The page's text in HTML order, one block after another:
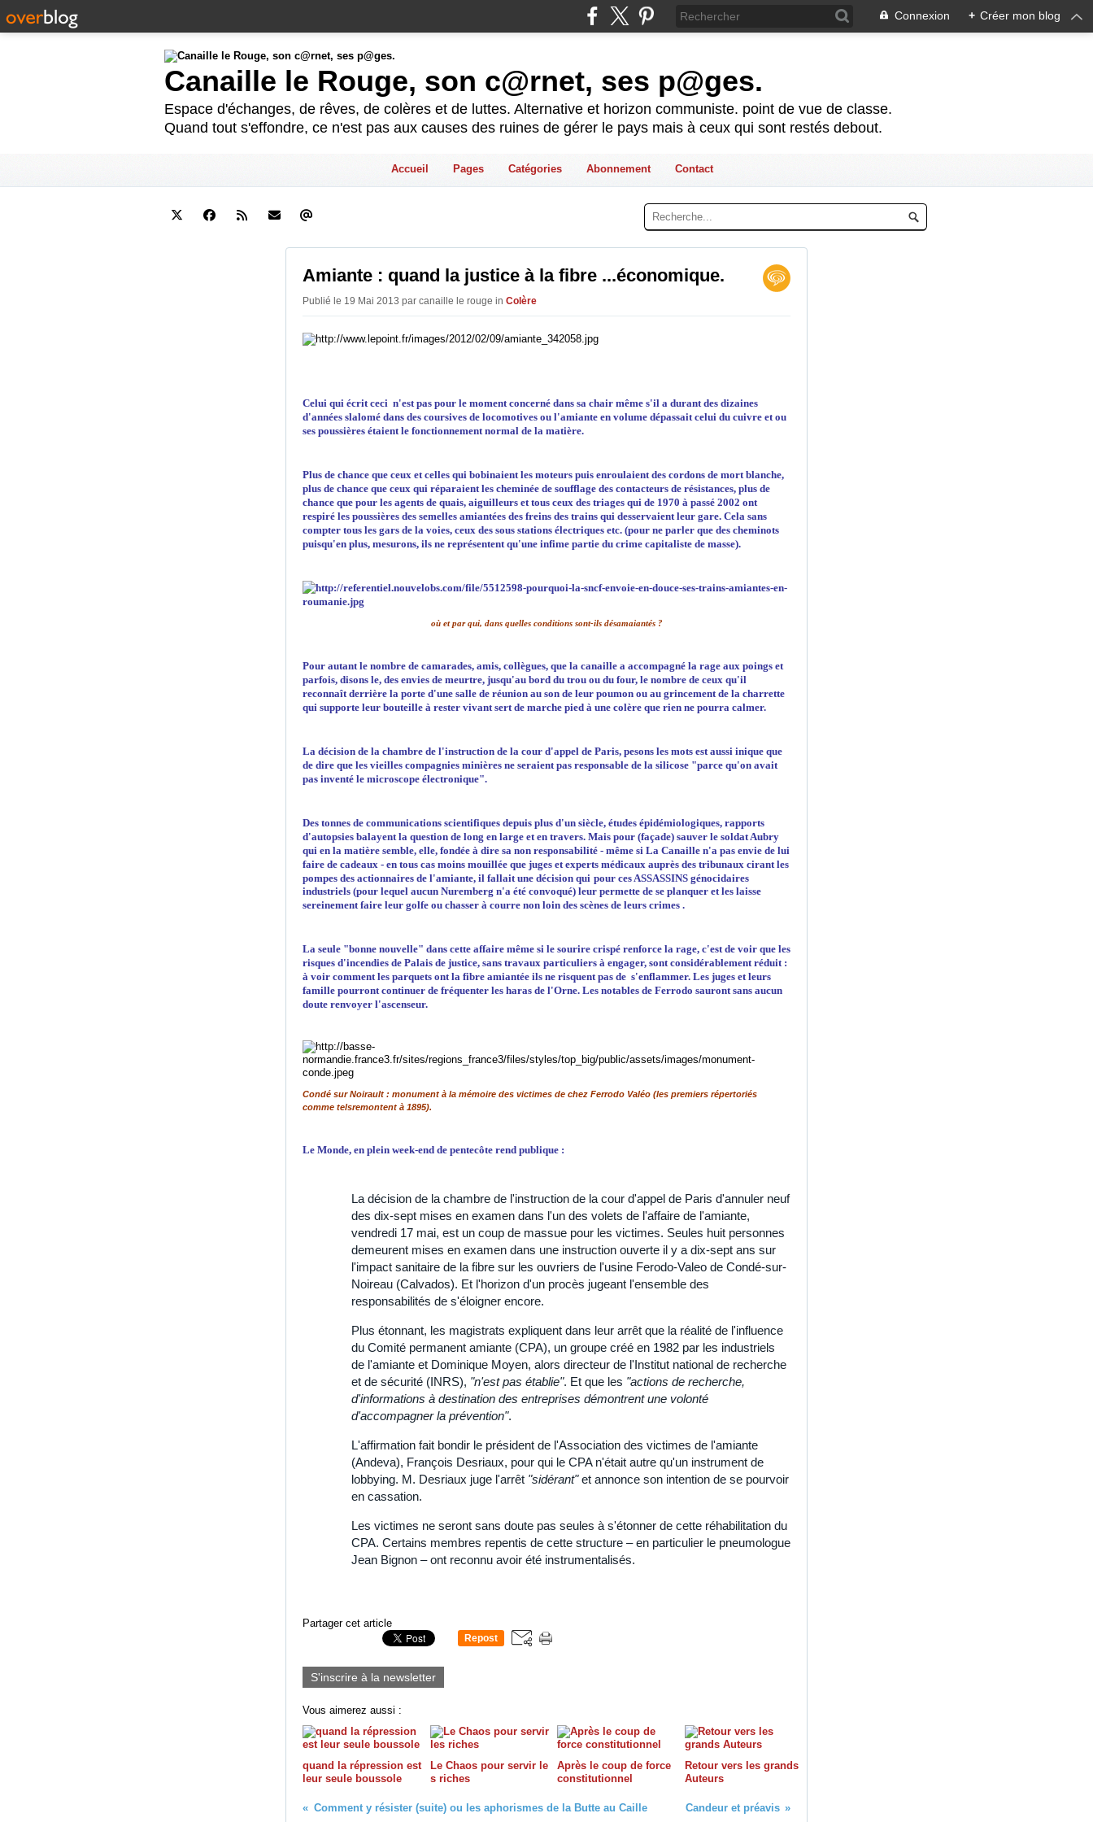
Connexion + Créer mon blog
Canaille le Rouge, son c@rnet, ses p@ges.
Espace d'échanges, de rêves, de colères et de luttes. Alternative et horizon communiste. point de vue de classe.
Quand tout s'effondre, ce n'est pas aux causes des ruines de gérer le pays mais à ceux qui sont restés debout.
Accueil Pages Catégories Abonnement Contact
Amiante : quand la justice à la fibre ...économique.
Publié le 19 Mai 2013 par canaille le rouge in Colère
Celui qui écrit ceci n'est pas pour le moment concerné dans sa chair même s'il a durant des dizaines
d'années slalomé dans des coursives de locomotives ou l'amiante en volume dépassait celui du cuivre et ou
ses poussières étaient le fonctionnement normal de la matière.
Plus de chance que ceux et celles qui bobinaient les moteurs puis enroulaient des cordons de mort blanche,
plus de chance que ceux qui réparaient les cheminée de soufflage des contacteurs de résistances, plus de
chance que pour les agents de quais, aiguilleurs et tous ceux des triages qui de 1970 à passé 2002 ont
respiré les poussières des semelles amiantées des freins des trains qui desservaient leur gare. Cela sans
compter tous les gars de la voies, ceux des sous stations électriques etc. (pour ne parler que des cheminots
puisqu'en plus, mesurons, ils ne représentent qu'une infime partie du crime capitaliste de masse).
où et par qui, dans quelles conditions sont-ils désamaiantés ?
Pour autant le nombre de camarades, amis, collègues, que la canaille a accompagné la rage aux poings et
parfois, disons le, des envies de meurtre, jusqu'au bord du trou ou du four, le nombre de ceux qu'il
reconnaît derrière la porte d'une salle de réunion au son de leur poumon ou au grincement de la charrette
qui supporte leur bouteille à rester vivant sert de marche pied à une colère que rien ne pourra calmer.
La décision de la chambre de l'instruction de la cour d'appel de Paris, pesons les mots est aussi inique que
de dire que les vieilles compagnies minières ne seraient pas responsable de la silicose "parce qu'on avait
pas inventé le microscope électronique".
Des tonnes de communications scientifiques depuis plus d'un siècle, études épidémiologiques, rapports
d'autopsies balayent la question de long en large et en travers. Mais pour (façade) sauver le soldat Aubry
qui en la matière semble, elle, fondée à dire sa non responsabilité - même si La Canaille n'a pas envie de lui
faire de cadeaux - en tous cas moins mouillée que juges et experts médicaux auprès des tribunaux cirant les
pompes des actionnaires de l'amiante, il fallait une décision qui pour ces ASSASSINS génocidaires
industriels (pour lequel aucun Nuremberg n'a été convoqué) leur permette de se planquer et les laisse
sereinement faire leur golfe ou chasser à courre non loin des scènes de leurs crimes .
La seule "bonne nouvelle" dans cette affaire même si le sourire crispé renforce la rage, c'est de voir que les
risques d'incendies de Palais de justice, sans travaux particuliers à engager, sont considérablement réduit :
à voir comment les parquets ont la fibre amiantée ils ne risquent pas de s'enflammer. Les juges et leurs
famille pourront continuer de fréquenter les haras de l'Orne. Les notables de Ferrodo sauront sans aucun
doute renvoyer l'ascenseur.
Condé sur Noirault : monument à la mémoire des victimes de chez Ferrodo Valéo (les premiers répertoriés
comme telsremontent à 1895).
Le Monde, en plein week-end de pentecôte rend publique :
La décision de la chambre de l'instruction de la cour d'appel de Paris d'annuler neuf
des dix-sept mises en examen dans l'un des volets de l'affaire de l'amiante,
vendredi 17 mai, est un coup de massue pour les victimes. Seules huit personnes
demeurent mises en examen dans une instruction ouverte il y a dix-sept ans sur
l'impact sanitaire de la fibre sur les ouvriers de l'usine Ferodo-Valeo de Condé-sur-
Noireau (Calvados). Et l'horizon d'un procès jugeant l'ensemble des
responsabilités de s'éloigner encore.
Plus étonnant, les magistrats expliquent dans leur arrêt que la réalité de l'influence
du Comité permanent amiante (CPA), un groupe créé en 1982 par les industriels
de l'amiante et Dominique Moyen, alors directeur de l'Institut national de recherche
et de sécurité (INRS), "n'est pas établie". Et que les "actions de recherche,
d'informations à destination des entreprises démontrent une volonté
d'accompagner la prévention".
L'affirmation fait bondir le président de l'Association des victimes de l'amiante
(Andeva), François Desriaux, pour qui le CPA n'était autre qu'un instrument de
lobbying. M. Desriaux juge l'arrêt "sidérant"et annonce son intention de se pourvoir
en cassation.
Les victimes ne seront sans doute pas seules à s'étonner de cette réhabilitation du
CPA. Certains membres repentis de cette structure – en particulier le pneumologue
Jean Bignon – ont reconnu avoir été instrumentalisés.
Partager cet article
Repost
S'inscrire à la newsletter
Vous aimerez aussi :
quand la répression est
leur seule boussole
Le Chaos pour servir le
s riches
Après le coup de force
constitutionnel
Retour vers les grands
Auteurs
Comment y résister (suite) ou les aphorismes de la Butte au Caille Candeur et préavis